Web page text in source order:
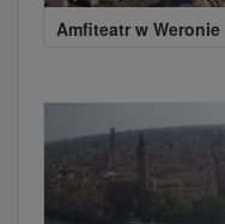
Amfiteatr w Weronie